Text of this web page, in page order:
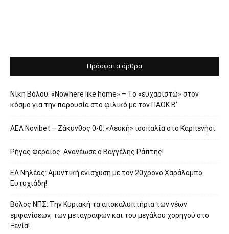
Πρόσφατα άρθρα
Νίκη Βόλου: «Nowhere like home» – Το «ευχαριστώ» στον
κόσμο για την παρουσία στο φιλικό με τον ΠΑΟΚ Β’
ΑΕΛ Novibet – Ζάκυνθος 0-0: «Λευκή» ισοπαλία στο Καρπενήσι
Ρήγας Φεραίος: Ανανέωσε ο Βαγγέλης Ράπτης!
ΕΛ Νηλέας: Αμυντική ενίσχυση με τον 20χρονο Χαράλαμπο
Ευτυχιάδη!
Βόλος ΝΠΣ: Την Κυριακή τα αποκαλυπτήρια των νέων
εμφανίσεων, των μεταγραφών και του μεγάλου χορηγού στο
Ξενία!